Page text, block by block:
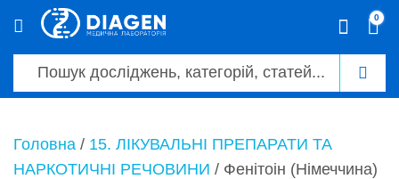
0
Головна / 15. ЛІКУВАЛЬНІ ПРЕПАРАТИ ТА
НАРКОТИЧНІ РЕЧОВИНИ / Фенітоін (Німеччина)